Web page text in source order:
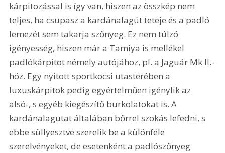
kárpitozással is így van, hiszen az összkép nem
teljes, ha csupasz a kardánalagút teteje és a padló
lemezét sem takarja szőnyeg. Ez nem túlzó
igényesség, hiszen már a Tamiya is mellékel
padlókárpitot némely autójához, pl. a Jaguár Mk II.-
höz. Egy nyitott sportkocsi utasterében a
luxuskárpitok pedig egyértelműen igénylik az
alsó-, s egyéb kiegészítő burkolatokat is. A
kardánalagutat általában bőrrel szokás lefedni, s
ebbe süllyesztve szerelik be a különféle
szerelvényeket, de esetenként a padlószőnyeg